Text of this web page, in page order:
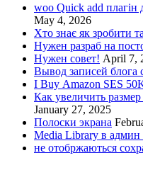
woo Quick add плагін
May 4, 2026
Хто знає як зробити
Нужен разраб на
Нужен совет! April 7,
Вывод записей
I Buy Amazon SES
Как увеличить размер
January 27, 2025
Полоски экрана
Media Library в админ
не отобржаються